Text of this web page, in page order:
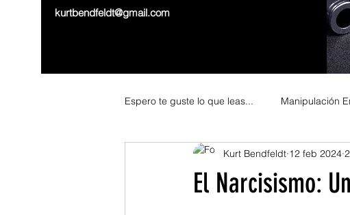
kurtbendfeldt@gmail.com
Espero te guste lo que leas... Manipulación
Fe y Espiritualidad Reflexiones
El Narcisismo:
Kurt Bendfeldt 12 feb 2024